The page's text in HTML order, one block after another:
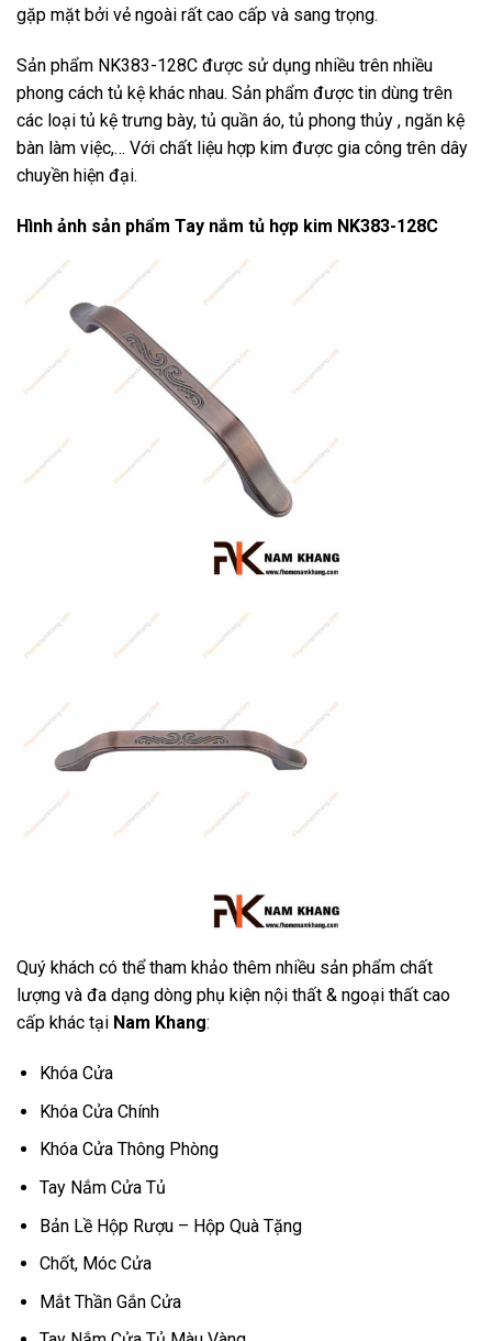
gặp mặt bởi vẻ ngoài rất cao cấp và sang trọng.
Sản phẩm NK383-128C được sử dụng nhiều trên nhiều
phong cách tủ kệ khác nhau. Sản phẩm được tin dùng trên
các loại tủ kệ trưng bày, tủ quần áo, tủ phong thủy , ngăn kệ
bàn làm việc,… Với chất liệu hợp kim được gia công trên dây
chuyền hiện đại.
Hình ảnh sản phẩm Tay nắm tủ hợp kim NK383-128C
Quý khách có thể tham khảo thêm nhiều sản phẩm chất
lượng và đa dạng dòng phụ kiện nội thất & ngoại thất cao
cấp khác tại Nam Khang:
Khóa Cửa
Khóa Cửa Chính
Khóa Cửa Thông Phòng
Tay Nắm Cửa Tủ
Bản Lề Hộp Rượu – Hộp Quà Tặng
Chốt, Móc Cửa
Mắt Thần Gắn Cửa